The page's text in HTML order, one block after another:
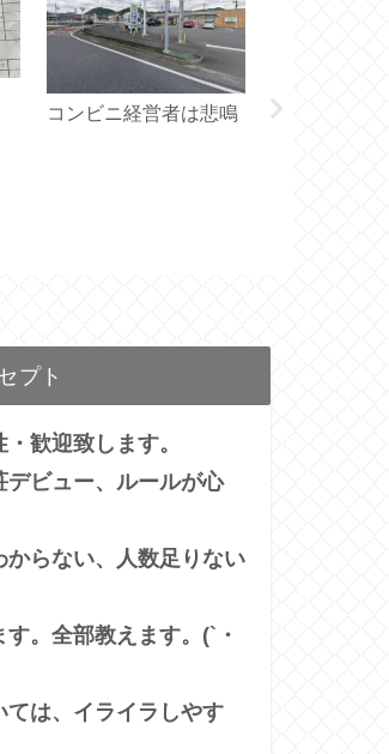
コンビニ経営者は悲鳴
ぞろ目の日
プト
歓迎致します。
デビュー、ルールが心
からない、人数足りない
。全部教えます。(`・
ては、イライラしやす